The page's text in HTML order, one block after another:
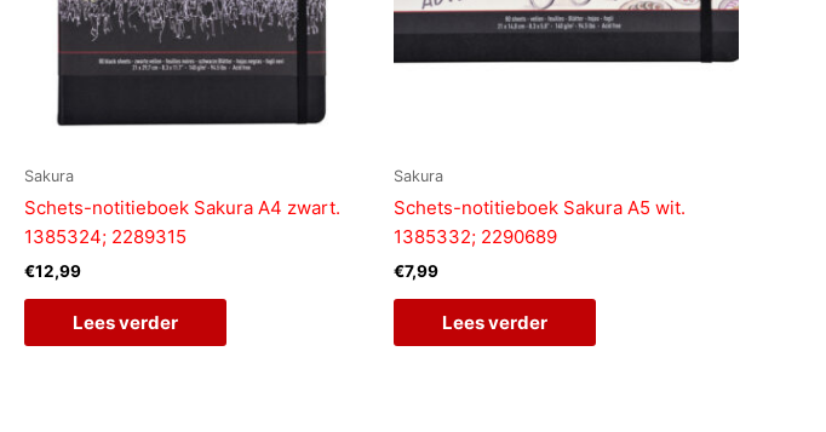
Sakura
Schets-notitieboek Sakura A4 zwart.
1385324; 2289315
€12,99
Lees verder
Sakura
Schets-notitieboek Sakura A5 wit.
1385332; 2290689
€7,99
Lees verder